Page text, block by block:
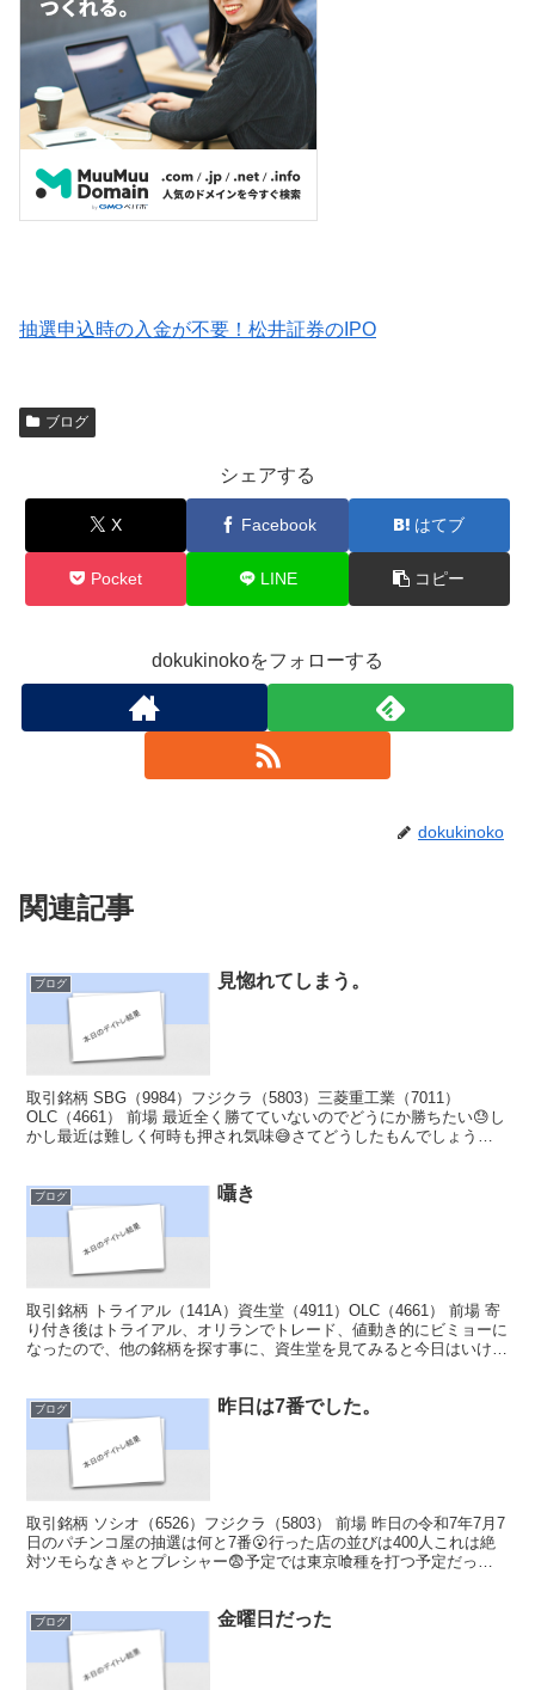
抽選申込時の入金が不要！松井証券のIPO
ブログ
シェアする
X Facebook はてブ
Pocket LINE コピー
dokukinokoをフォローする
dokukinoko
関連記事
ブログ 見惚れてしまう。
取引銘柄 SBG（9984）フジクラ（5803）三菱重工業（7011）
OLC（4661） 前場 最近全く勝てていないのでどうにか勝ちたい😓し
かし最近は難しく何時も押され気味😅さてどうしたもんでしょう
ブログ 囁き
取引銘柄 トライアル（141A）資生堂（4911）OLC（4661） 前場 寄
り付き後はトライアル、オリランでトレード、値動き的にビミョーに
なったので、他の銘柄を探す事に、資生堂を見てみると今日はいけそ
ブログ 昨日は7番でした。
取引銘柄 ソシオ（6526）フジクラ（5803） 前場 昨日の令和7年7月7
日のパチンコ屋の抽選は何と7番😮行った店の並びは400人これは絶
対ツモらなきゃとプレシャー😨予定では東京喰種を打つ予定だった
ブログ 金曜日だった